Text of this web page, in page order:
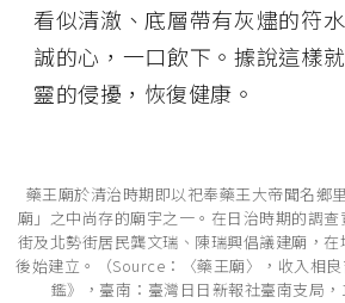
看似清澈、底層帶有灰燼的符
誠的心，一口飲下。據說這樣
靈的侵擾，恢復健康。
藥王廟於清治時期即以祀奉藥王大帝聞名鄉
廟」之中尚存的廟宇之一。在日治時期的調
街及北勢街居民龔文瑞、陳瑞興倡議建廟，
後始建立。（Source：〈藥王廟〉，收入相
鑑》，臺南：臺灣日日新報社臺南支局，